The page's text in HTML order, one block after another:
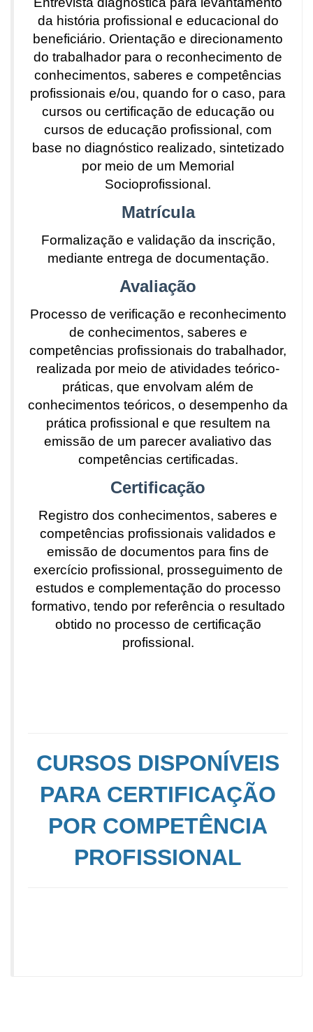
da história profissional e educacional do
beneficiário. Orientação e direcionamento
do trabalhador para o reconhecimento de
conhecimentos, saberes e competências
profissionais e/ou, quando for o caso, para
cursos ou certificação de educação ou
cursos de educação profissional, com
base no diagnóstico realizado, sintetizado
por meio de um Memorial
Socioprofissional.
Matrícula
Formalização e validação da inscrição,
mediante entrega de documentação.
Avaliação
Processo de verificação e reconhecimento
de conhecimentos, saberes e
competências profissionais do trabalhador,
realizada por meio de atividades teórico-
práticas, que envolvam além de
conhecimentos teóricos, o desempenho da
prática profissional e que resultem na
emissão de um parecer avaliativo das
competências certificadas.
Certificação
Registro dos conhecimentos, saberes e
competências profissionais validados e
emissão de documentos para fins de
exercício profissional, prosseguimento de
estudos e complementação do processo
formativo, tendo por referência o resultado
obtido no processo de certificação
profissional.
CURSOS DISPONÍVEIS
PARA CERTIFICAÇÃO
POR COMPETÊNCIA
PROFISSIONAL